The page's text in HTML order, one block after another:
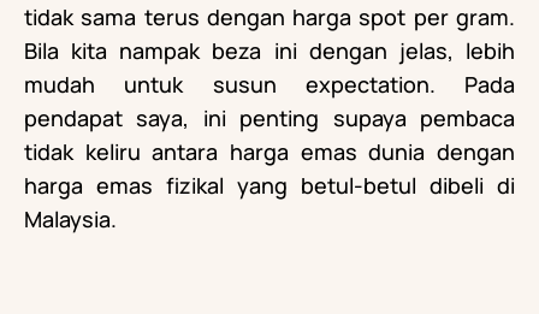
tidak sama terus dengan harga spot per gram.
Bila kita nampak beza ini dengan jelas, lebih
mudah untuk susun expectation. Pada
pendapat saya, ini penting supaya pembaca
tidak keliru antara harga emas dunia dengan
harga emas fizikal yang betul-betul dibeli di
Malaysia.